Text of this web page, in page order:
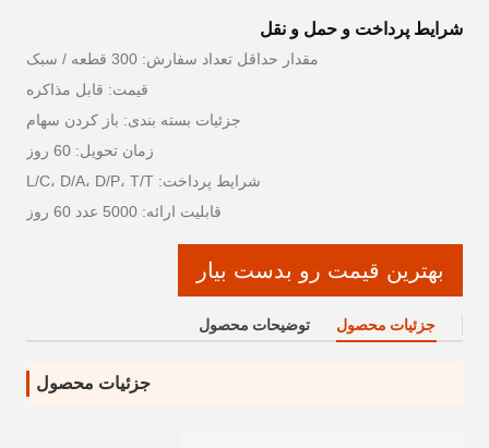
شرایط پرداخت و حمل و نقل
مقدار حداقل تعداد سفارش: 300 قطعه / سبک
قیمت: قابل مذاکره
جزئیات بسته بندی: باز کردن سهام
زمان تحویل: 60 روز
شرایط پرداخت: L/C، D/A، D/P، T/T
قابلیت ارائه: 5000 عدد 60 روز
بهترین قیمت رو بدست بیار
جزئیات محصول توضیحات محصول
جزئیات محصول